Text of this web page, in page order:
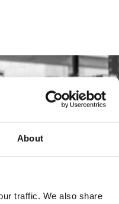
About
traffic. We also share